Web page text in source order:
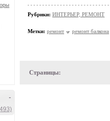
-
Рубрики: ИНТЕРЬЕР, РЕМОНТ
Метки: ремонт ремонт балкона
Страницы: